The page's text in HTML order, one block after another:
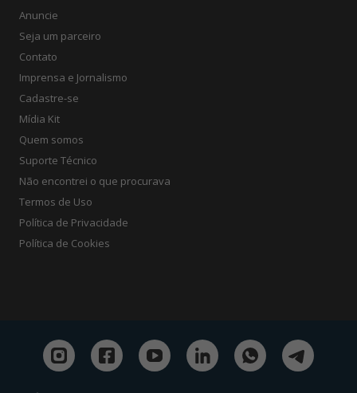
Anuncie
Seja um parceiro
Contato
Imprensa e Jornalismo
Cadastre-se
Mídia Kit
Quem somos
Suporte Técnico
Não encontrei o que procurava
Termos de Uso
Política de Privacidade
Política de Cookies